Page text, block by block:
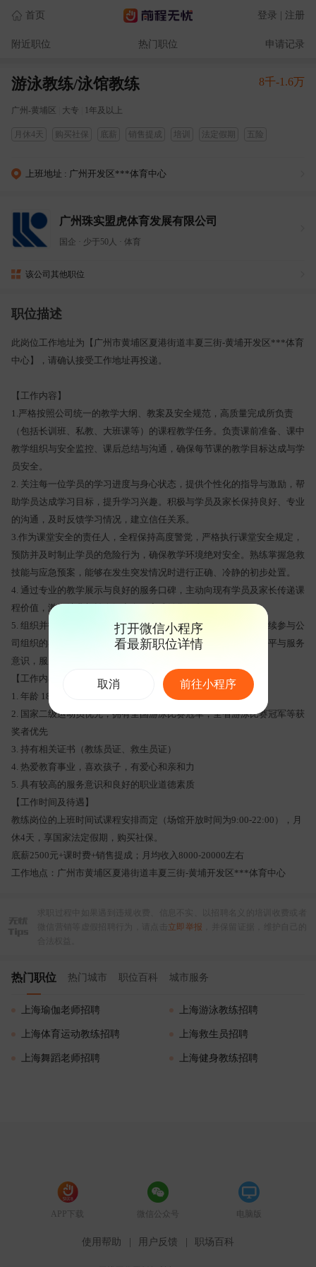
首页 登录 | 注册
附近职位 热门职位 申请记录
游泳教练/泳馆教练 8千-1.6万
广州-黄埔区 大专 1年及以上
月休4天 购买社保 底薪 销售提成 培训 法定假期 五险
上班地址 : 广州开发区***体育中心
广州珠实盟虎体育发展有限公司
国企 少于50人 体育
该公司其他职位
职位描述
此岗位工作地址为【广州市黄埔区夏港街道丰夏三街-黄埔开发区***体育
中心】，请确认接受工作地址再投递。
【工作内容】
1.严格按照公司统一的教学大纲、教案及安全规范，高质量完成所负责
（包括长训班、私教、大班课等）的课程教学任务。负责课前准备、课中
教学组织与安全监控、课后总结与沟通，确保每节课的教学目标达成与学
员安全。
2. 关注每一位学员的学习进度与身心状态，提供个性化的指导与激励，帮
助学员达成学习目标，提升学习兴趣。积极与学员及家长保持良好、专业
的沟通，及时反馈学习情况，建立信任关系。
3.作为课堂安全的责任人，全程保持高度警觉，严格执行课堂安全规定，
预防并及时制止学员的危险行为，确保教学环境绝对安全。熟练掌握急救
技能与应急预案，能够在发生突发情况时进行正确、冷静的初步处置。
4. 通过专业的教学展示与良好的服务口碑，主动向现有学员及家长传递课
程价值，激发续费与转介绍意向，完成销售任务。
5. 组织并指导学员参加赛事活动，做好赛前训练与现场管理。持续参与公
司组织的各类培训与教研活动，主动提升个人游泳技能、教学水平与服务
意识，服从公司其他工作安排。
【工作内容】
1. 年龄 18-35 岁，身体健康，有相关工作经验者优先录用
2. 国家二级运动员优先，拥有全国游泳比赛冠军，全省游泳比赛冠军等获
奖者优先
3. 持有相关证书（教练员证、救生员证）
4. 热爱教育事业，喜欢孩子，有爱心和亲和力
5. 具有较高的服务意识和良好的职业道德素质
【工作时间及待遇】
教练岗位的上班时间试课程安排而定（场馆开放时间为9:00-22:00），月
休4天，享国家法定假期，购买社保。
底薪2500元+课时费+销售提成；月均收入8000-20000左右
工作地点：广州市黄埔区夏港街道丰夏三街-黄埔开发区***体育中心
立即举报
热门职位 热门城市 职位百科 城市服务
上海瑜伽老师招聘 上海游泳教练招聘
上海体育运动教练招聘 上海救生员招聘
上海舞蹈老师招聘 上海健身教练招聘
打开微信小程序
看最新职位详情
取消 前往小程序
APP下载 微信公众号 电脑版
使用帮助 用户反馈 职场百科